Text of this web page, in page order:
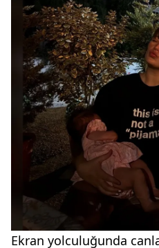
Ekran yolculuğunda